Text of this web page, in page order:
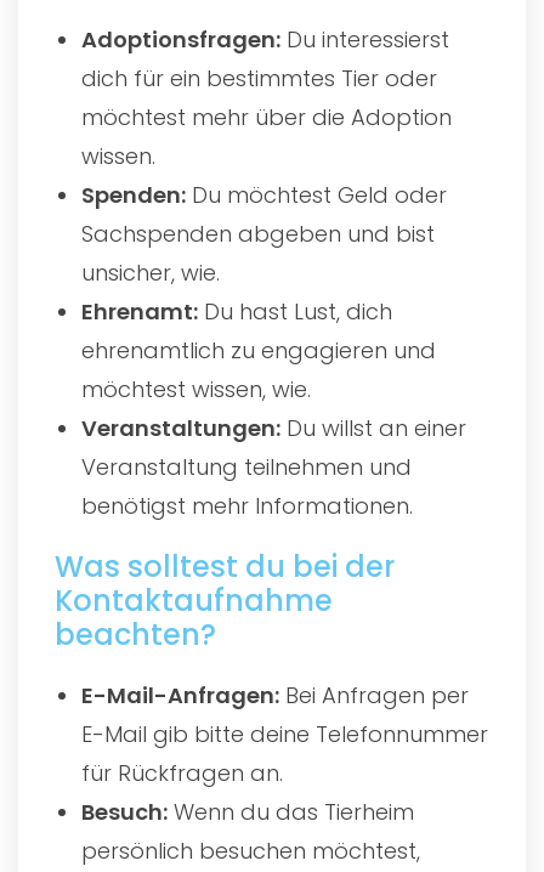
Adoptionsfragen: Du interessierst
dich für ein bestimmtes Tier oder
möchtest mehr über die Adoption
wissen.
Spenden: Du möchtest Geld oder
Sachspenden abgeben und bist
unsicher, wie.
Ehrenamt: Du hast Lust, dich
ehrenamtlich zu engagieren und
möchtest wissen, wie.
Veranstaltungen: Du willst an einer
Veranstaltung teilnehmen und
benötigst mehr Informationen.
Was solltest du bei der
Kontaktaufnahme
beachten?
E-Mail-Anfragen: Bei Anfragen per
E-Mail gib bitte deine Telefonnummer
für Rückfragen an.
Besuch: Wenn du das Tierheim
persönlich besuchen möchtest,